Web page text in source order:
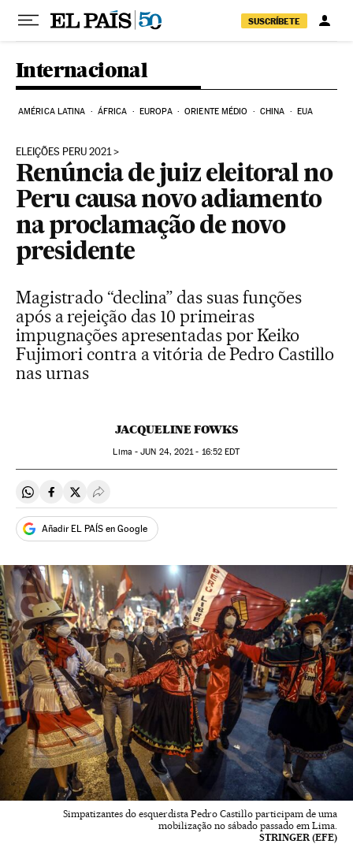
Pular para o conteúdo
SUSCRÍBETE
Internacional
AMÉRICA LATINA ÁFRICA EUROPA ORIENTE MÉDIO CHINA EUA
ELEIÇÕES PERU 2021
Renúncia de juiz eleitoral no
Peru causa novo adiamento
na proclamação de novo
presidente
Magistrado “declina” das suas funções
após a rejeição das 10 primeiras
impugnações apresentadas por Keiko
Fujimori contra a vitória de Pedro Castillo
nas urnas
JACQUELINE FOWKS
Lima -JUN 24, 2021 - 16:52 EDT
Compartir en Whatsapp
Compartir en Facebook
Compartir en Twitter
Desplegar Redes Sociales
Añadir EL PAÍS en Google
Simpatizantes do esquerdista Pedro Castillo participam de uma
mobilização no sábado passado em Lima.
STRINGER (EFE)